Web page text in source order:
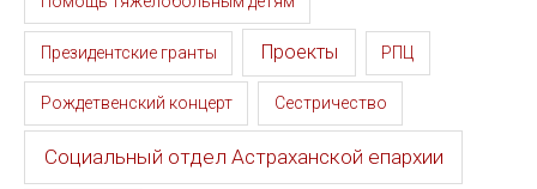
Президентские гранты Проекты РПЦ
Рождетвенский концерт Сестричество
Социальный отдел Астраханской епархии